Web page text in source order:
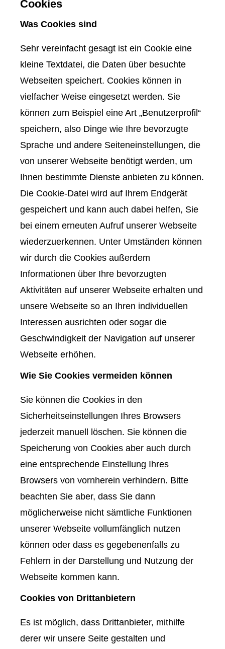
Cookies
Was Cookies sind
Sehr vereinfacht gesagt ist ein Cookie eine
kleine Textdatei, die Daten über besuchte
Webseiten speichert. Cookies können in
vielfacher Weise eingesetzt werden. Sie
können zum Beispiel eine Art „Benutzerprofil“
speichern, also Dinge wie Ihre bevorzugte
Sprache und andere Seiteneinstellungen, die
von unserer Webseite benötigt werden, um
Ihnen bestimmte Dienste anbieten zu können.
Die Cookie-Datei wird auf Ihrem Endgerät
gespeichert und kann auch dabei helfen, Sie
bei einem erneuten Aufruf unserer Webseite
wiederzuerkennen. Unter Umständen können
wir durch die Cookies außerdem
Informationen über Ihre bevorzugten
Aktivitäten auf unserer Webseite erhalten und
unsere Webseite so an Ihren individuellen
Interessen ausrichten oder sogar die
Geschwindigkeit der Navigation auf unserer
Webseite erhöhen.
Wie Sie Cookies vermeiden können
Sie können die Cookies in den
Sicherheitseinstellungen Ihres Browsers
jederzeit manuell löschen. Sie können die
Speicherung von Cookies aber auch durch
eine entsprechende Einstellung Ihres
Browsers von vornherein verhindern. Bitte
beachten Sie aber, dass Sie dann
möglicherweise nicht sämtliche Funktionen
unserer Webseite vollumfänglich nutzen
können oder dass es gegebenenfalls zu
Fehlern in der Darstellung und Nutzung der
Webseite kommen kann.
Cookies von Drittanbietern
Es ist möglich, dass Drittanbieter, mithilfe
derer wir unsere Seite gestalten und